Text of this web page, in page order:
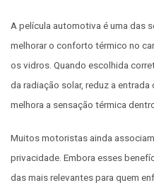
A película automotiva é uma das
melhorar o conforto térmico no
os vidros. Quando escolhida
da radiação solar, reduz a
melhora a sensação térmica
Muitos motoristas ainda
privacidade. Embora esses
das mais relevantes para quem